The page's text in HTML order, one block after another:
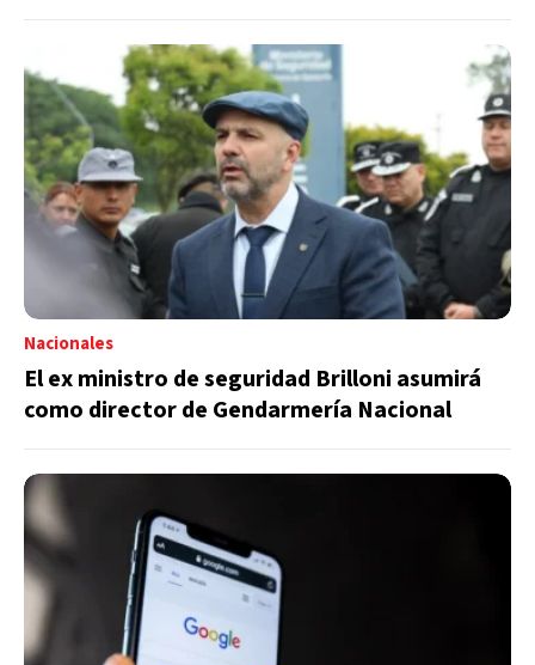
Nacionales
El ex ministro de seguridad Brilloni asumirá
como director de Gendarmería Nacional